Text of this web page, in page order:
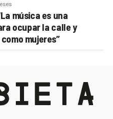
música es una
ocupar la calle y
mujeres”